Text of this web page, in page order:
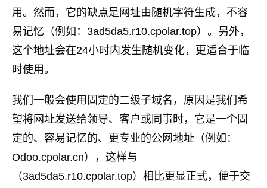
用。然而，它的缺点是网址由随机字符生成，不容
易记忆（例如：3ad5da5.r10.cpolar.top）。另外，
这个地址会在24小时内发生随机变化，更适合于临
时使用。
我们一般会使用固定的二级子域名，原因是我们希
望将网址发送给领导、客户或同事时，它是一个固
定的、容易记忆的、更专业的公网地址（例如：
Odoo.cpolar.cn），这样与
（3ad5da5.r10.cpolar.top）相比更显正式，便于交